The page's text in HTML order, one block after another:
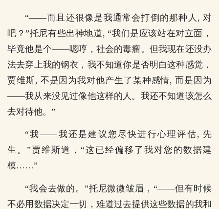
“——而且还很像是我通常会打倒的那种人, 对
吧？”托尼有些出神地道, “我们是应该站在对立面，
毕竟他是个——嗯哼，社会的毒瘤。但我现在还没办
法去穿上我的钢衣，我不知道你是否明白这种感觉，
贾维斯, 不是因为我对他产生了某种感情, 而是因为
——我从来没见过像他这样的人。我还不知道该怎么
去对待他。”
“我——我还是建议您尽快进行心理评估, 先
生。”贾维斯道，“这已经偏移了我对您的数据建
模……”
“我会去做的。”托尼微微皱眉，“——但有时候
不必用数据决定一切，难道过去提供这些数据的我和